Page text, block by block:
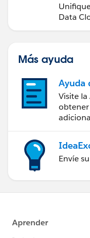
Data
Más ayuda
Ayuda
Visite la
obtener
Envíe